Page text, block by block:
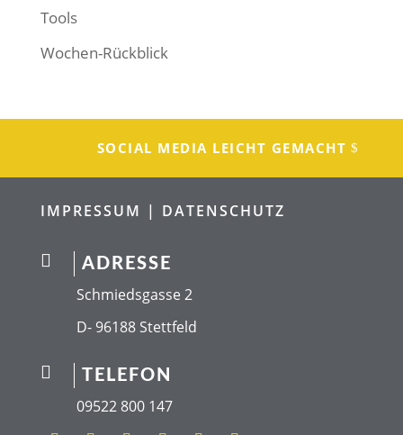
Tools
Wochen-Rückblick
SOCIAL MEDIA LEICHT GEMACHT
IMPRESSUM | DATENSCHUTZ
 ADRESSE
Schmiedsgasse 2
D- 96188 Stettfeld
 TELEFON
09522 800 147